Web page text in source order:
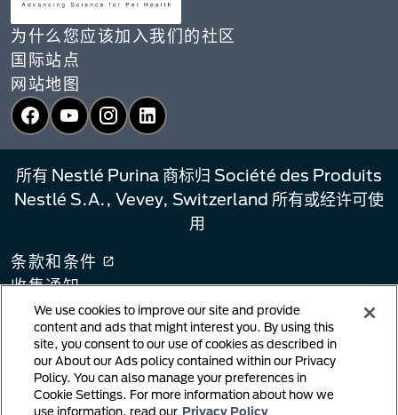
为什么您应该加入我们的社区
国际站点
网站地图
Facebook
YouTubeInstagram
LinkedIn
所有 Nestlé Purina 商标归 Société des Produits
Nestlé S.A., Vevey, Switzerland 所有或经许可使
用
条款和条件
收集通知
隐私政策
您的隐私选择
链接政策
版权侵权通知
用户生成内容
We use cookies to improve our site and provide
content and ads that might interest you. By using this
site, you consent to our use of cookies as described in
our About our Ads policy contained within our Privacy
Policy. You can also manage your preferences in
Cookie Settings. For more information about how we
use information, read our Privacy Policy